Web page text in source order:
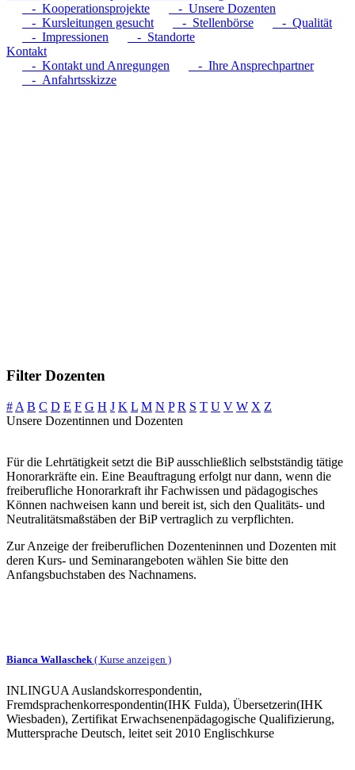
- Kooperationsprojekte
- Unsere Dozenten
- Kursleitungen gesucht
- Stellenbörse
- Qualität
- Impressionen
- Standorte
Kontakt
- Kontakt und Anregungen
- Ihre Ansprechpartner
- Anfahrtsskizze
Filter Dozenten
# A B C D E F G H J K L M N P R S T U V W X Z
Unsere Dozentinnen und Dozenten
Für die Lehrtätigkeit setzt die BiP ausschließlich selbstständig tätige
Honorarkräfte ein. Eine Beauftragung erfolgt nur dann, wenn die
freiberufliche Honorarkraft ihr Fachwissen und pädagogisches
Können nachweisen kann und bereit ist, sich den Qualitäts- und
Neutralitätsmaßstäben der BiP vertraglich zu verpflichten.
Zur Anzeige der freiberuflichen Dozenteninnen und Dozenten mit
deren Kurs- und Seminarangeboten wählen Sie bitte den
Anfangsbuchstaben des Nachnamens.
Bianca Wallaschek ( Kurse anzeigen )
INLINGUA Auslandskorrespondentin,
Fremdsprachenkorrespondentin(IHK Fulda), Übersetzerin(IHK
Wiesbaden), Zertifikat Erwachsenenpädagogische Qualifizierung,
Muttersprache Deutsch, leitet seit 2010 Englischkurse